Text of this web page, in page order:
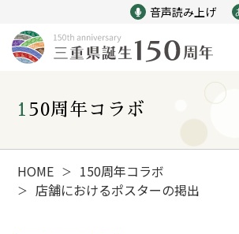
音声読み上げ
新着情報
みえ150年の歩み
150周年コラボ
HOME ＞ 150周年コラボ
＞ 店舗におけるポスターの掲出